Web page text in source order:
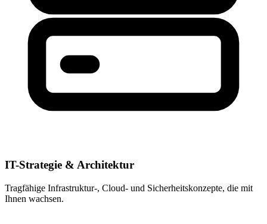
IT-Strategie & Architektur
Tragfähige Infrastruktur-, Cloud- und Sicherheitskonzepte, die mit
Ihnen wachsen.